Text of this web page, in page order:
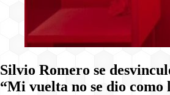
Silvio Romero se
“Mi vuelta no se dio como